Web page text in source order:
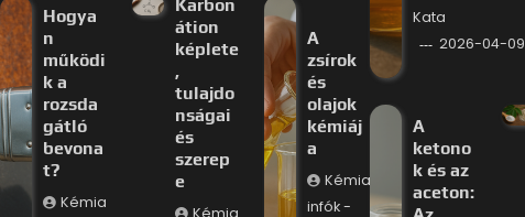
Hogya
n
működi
k a
rozsda
gátló
bevona
t?
Kémia
Karbon
átion
képlete
,
tulajdo
nságai
és
szerep
e
Kémia
A
zsírok
és
olajok
kémiáj
a
Kémia
infók -
Kata
2026-04-09
A
ketono
k és az
aceton: